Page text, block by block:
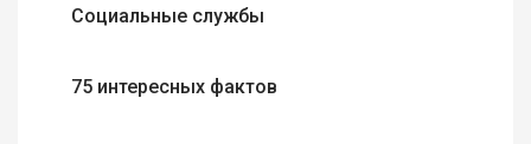
Социальные службы
75 интересных фактов